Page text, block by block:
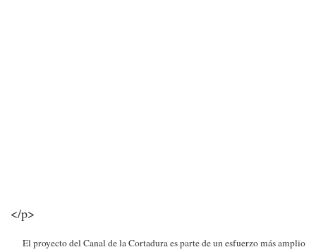
</p>
El proyecto del Canal de la Cortadura es parte de un esfuerzo más amplio